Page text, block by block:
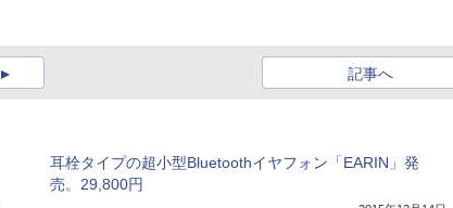
記事へ
耳栓タイプの超小型Bluetoothイヤフォン「EARIN」発
売。29,800円